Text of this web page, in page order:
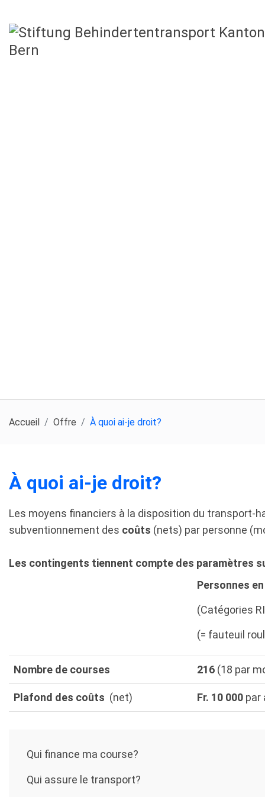
Accueil Offre À quoi ai-je droit?
À quoi ai-je droit?
Les moyens financiers à la disposition du transport-
subventionnement des coûts (nets) par personne
Les contingents tiennent compte des paramètres
Personnes
(Catégories
(= fauteuil
Nombre de courses 216 (18 par
Plafond des coûts (net) Fr. 10 000 par
Qui finance ma course?
Qui assure le transport?